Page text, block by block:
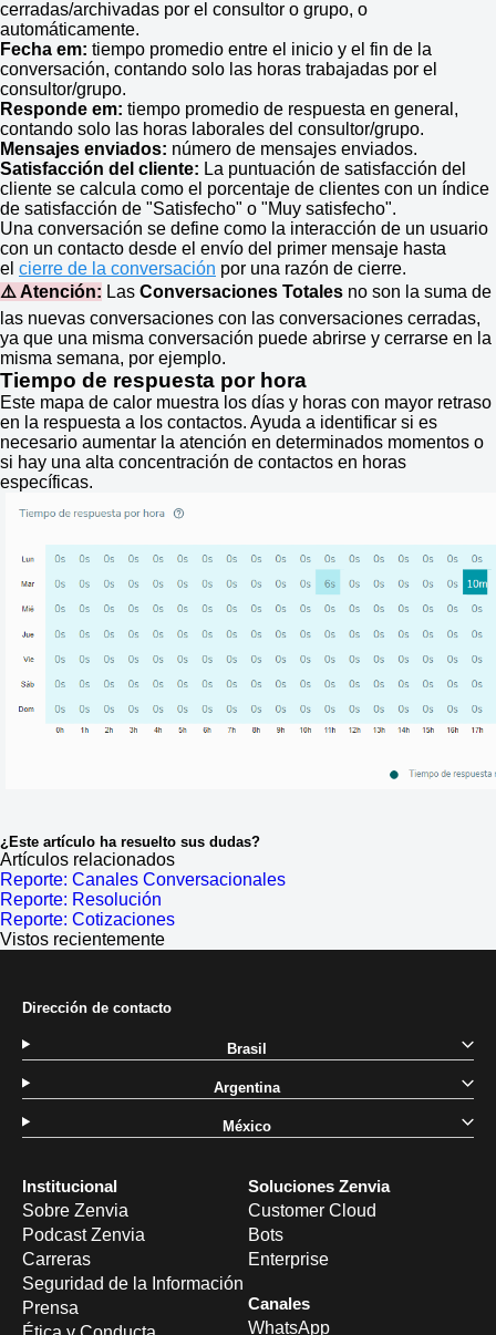
cerradas/archivadas por el consultor o grupo, o
automáticamente.
Fecha em: tiempo promedio entre el inicio y el fin de la
conversación, contando solo las horas trabajadas por el
consultor/grupo.
Responde em: tiempo promedio de respuesta en general,
contando solo las horas laborales del consultor/grupo.
Mensajes enviados: número de mensajes enviados.
Satisfacción del cliente: La puntuación de satisfacción del
cliente se calcula como el porcentaje de clientes con un índice
de satisfacción de "Satisfecho" o "Muy satisfecho".
Una conversación se define como la interacción de un usuario
con un contacto desde el envío del primer mensaje hasta
el cierre de la conversación por una razón de cierre.
⚠️ Atención: Las Conversaciones Totales no son la suma de
las nuevas conversaciones con las conversaciones cerradas,
ya que una misma conversación puede abrirse y cerrarse en la
misma semana, por ejemplo.
Tiempo de respuesta por hora
Este mapa de calor muestra los días y horas con mayor retraso
en la respuesta a los contactos. Ayuda a identificar si es
necesario aumentar la atención en determinados momentos o
si hay una alta concentración de contactos en horas
específicas.
¿Este artículo ha resuelto sus dudas?
Artículos relacionados
Reporte: Canales Conversacionales
Reporte: Resolución
Reporte: Cotizaciones
Vistos recientemente
Institucional
Sobre Zenvia
Podcast Zenvia
Carreras
Seguridad de la Información
Prensa
Soluciones Zenvia
Customer Cloud
Bots
Enterprise
Canales
WhatsApp
Dirección de contacto
Brasil
Argentina
México